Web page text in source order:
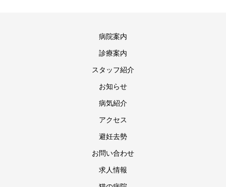
病院案内
診療案内
スタッフ紹介
お知らせ
病気紹介
アクセス
避妊去勢
お問い合わせ
求人情報